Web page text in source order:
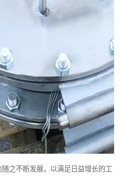
之不断发展，以满足日益增长的工